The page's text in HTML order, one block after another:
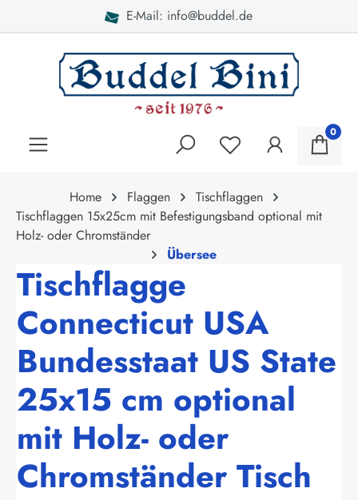
E-Mail: info@buddel.de
0
Home Flaggen
Tischflaggen
Tischflaggen 15x25cm mit Befestigungsband optional mit
Holz- oder Chromständer
Übersee
Tischflagge
Connecticut USA
Bundesstaat US State
25x15 cm optional
mit Holz- oder
Chromständer Tisch